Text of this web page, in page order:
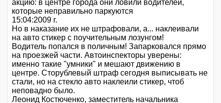
акцию: в центре города они ловили водителей,
которые неправильно паркуются
15:04:2009 г.
Но в наказание их не штрафовали, а... наклеивали
на авто стикер с поучительным лозунгом!
Водитель попался в поличным! Запарковался прямо
на проезжей части. Автоинспекторы уверены:
именно такие "умники" и мешают движению в
центре. Сторублевый штраф сегодня выписывать не
стали, но на стекло авто наклеили стикер, чтоб
неповадно было.
Леонид Костюченко, заместитель начальника